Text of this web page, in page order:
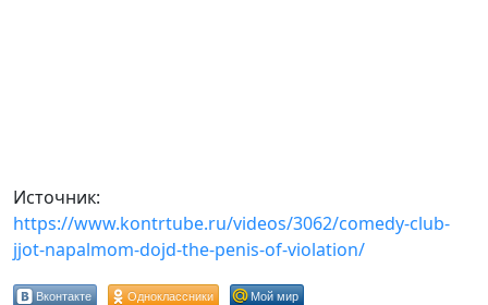
Источник:
https://www.kontrtube.ru/videos/3062/comedy-club-
jjot-napalmom-dojd-the-penis-of-violation/
Вконтакте Одноклассники Мой мир